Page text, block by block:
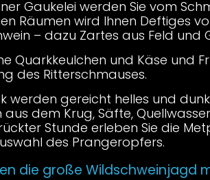
Gaukelei werden Sie vom
Räumen wird Ihnen Deftiges
– dazu Zartes aus Feld und
Quarkkeulchen und Käse und
des Ritterschmauses.
werden gereicht helles und
aus dem Krug, Säfte,
Stunde erleben Sie die
des Prangeropfers.
die große Wildschweinjagd